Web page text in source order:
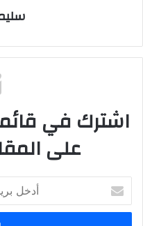
اشترك في
على
خ